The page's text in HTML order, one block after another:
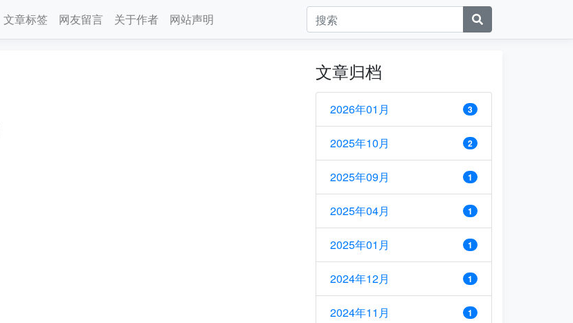
文章标签 网友留言 关于作者 网站声明
文章归档
2026年01月 3
2025年10月 2
2025年09月 1
2025年04月 1
2025年01月 1
2024年12月 1
2024年11月 1